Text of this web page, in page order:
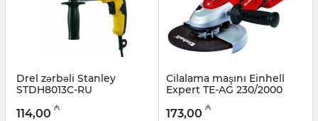
Drel zərbəli Stanley
STDH8013C-RU
12018397
114,00 ₼
Cilalama maşını Einhell
Expert TE-AG 230/2000
Artikul: 017018049
173,00 ₼